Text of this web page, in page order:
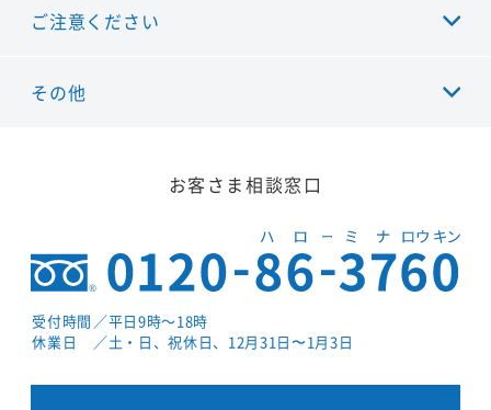
ご注意ください
その他
お客さま相談窓口
受付時間 ／平日9時～18時
休業日
／土・日、祝休日、12月31日〜1月3日